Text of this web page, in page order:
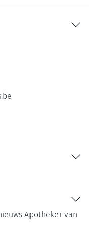
Apotheker van